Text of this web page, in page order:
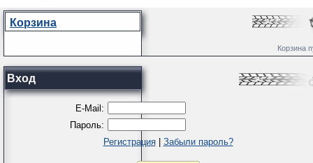
Корзина
Корзина
Вход
E-Mail:
Пароль:
Регистрация| Забыли пароль?